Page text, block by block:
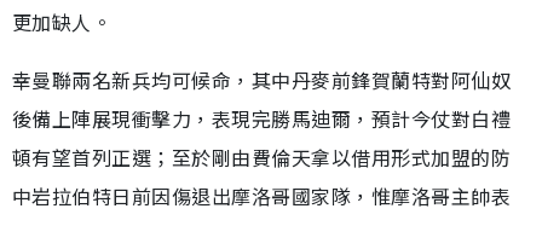
更加缺人。
幸曼聯兩名新兵均可候命，其中丹麥前鋒賀蘭特對阿仙奴
後備上陣展現衝擊力，表現完勝馬迪爾，預計今仗對白禮
頓有望首列正選；至於剛由費倫天拿以借用形式加盟的防
中岩拉伯特日前因傷退出摩洛哥國家隊，惟摩洛哥主帥表